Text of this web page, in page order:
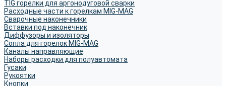
TIG горелки для аргонодуговой сварки
Расходные части к горелкам MIG-MAG
Сварочные наконечники
Вставки под наконечник
Диффузоры и изоляторы
Сопла для горелок MIG-MAG
Каналы направляющие
Наборы расходки для полуавтомата
Гусаки
Рукоятки
Кнопки